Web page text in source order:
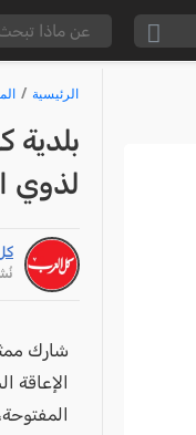
الرئيسية
بلدية
لذوي
نُشر:
شارك
الإعاقة